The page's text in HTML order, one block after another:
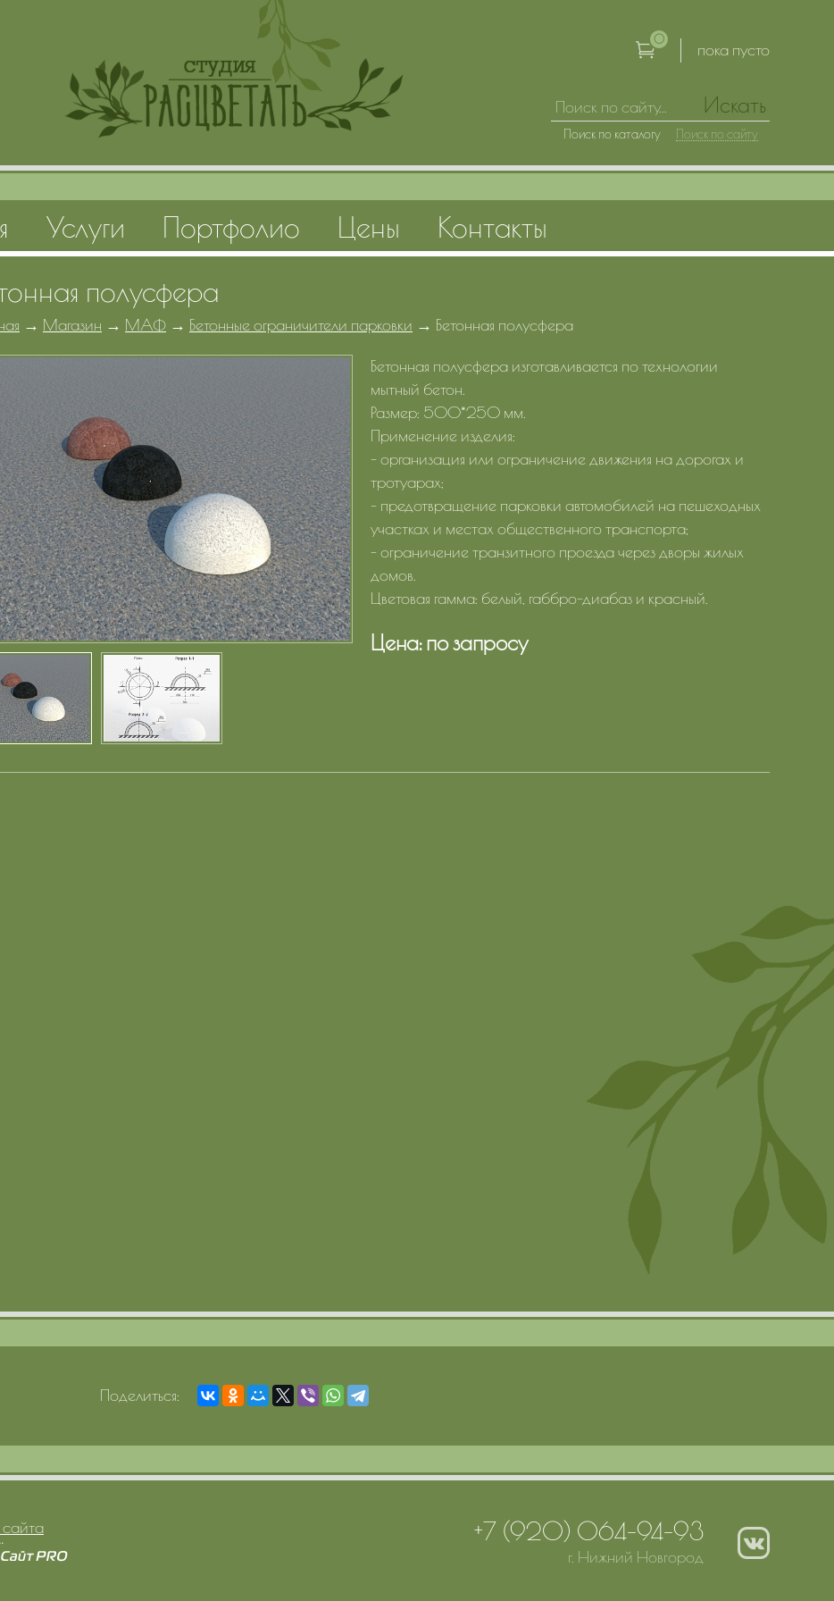
полусфера
→ Магазин → МАФ → Бетонные ограничители парковки → Бетонная полусфера
Бетонная полусфера изготавливается по технологии
мытный бетон.
Размер: 500*250 мм.
Применение изделия:
- организация или ограничение движения на дорогах и
тротуарах;
- предотвращение парковки автомобилей на пешеходных
участках и местах общественного транспорта;
- ограничение транзитного проезда через дворы жилых
домов.
Цветовая гамма: белый, габбро-диабаз и красный.
Цена:по запросу
Поделиться:
+7 (920) 064-94-93
г. Нижний Новгород
0
пока пусто
Искать
Поиск по каталогу Поиск по сайту
Услуги Портфолио Цены Контакты